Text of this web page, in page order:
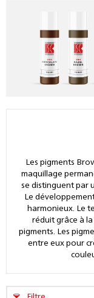
Les pigments
maquillage
se distinguent par
Le
harmonieux. Le
réduit grâce à
pigments. Les
entre eux pour